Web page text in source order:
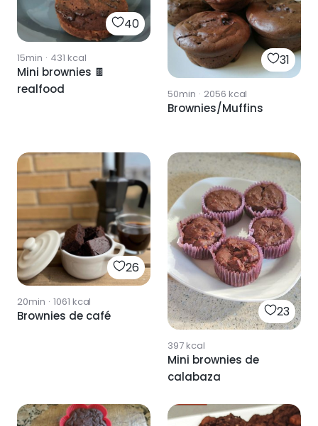
40
15min · 431 kcal
Mini brownies 🍫
realfood
31
50min · 2056 kcal
Brownies/Muffins
26
20min · 1061 kcal
Brownies de café 23
397kcal
Mini brownies de
calabaza